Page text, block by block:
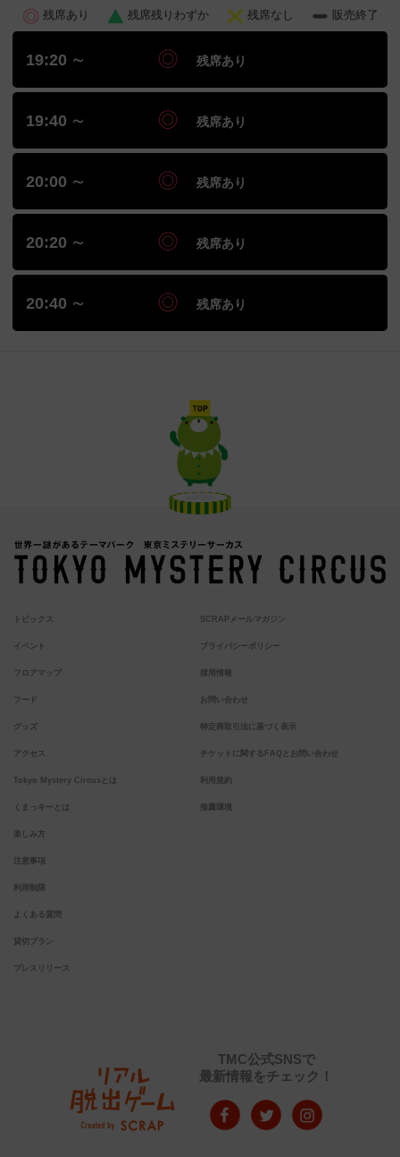
残席あり 残席残りわずか 残席なし 販売終了
19:20 ∼ 残席あり
19:40 ∼ 残席あり
20:00 ∼ 残席あり
20:20 ∼ 残席あり
20:40 ∼ 残席あり
トピックス
イベント
フロアマップ
フード
グッズ
アクセス
Tokyo Mystery Circusとは
くまっキーとは
楽しみ方
注意事項
利用制限
よくある質問
貸切プラン
プレスリリース
SCRAPメールマガジン
プライバシーポリシー
採用情報
お問い合わせ
特定商取引法に基づく表示
チケットに関するFAQとお問い合わせ
利用規約
推薦環境
TMC公式SNSで
最新情報をチェック！